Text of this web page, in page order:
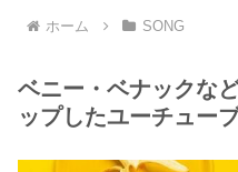
ホーム SONG
ベニー・ベナックな
ップしたユーチューブ